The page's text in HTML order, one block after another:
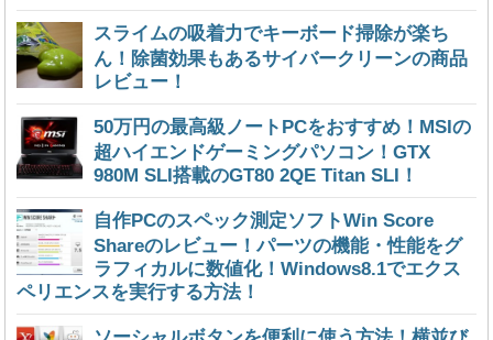
スライムの吸着力でキーボード掃除が楽ち
ん！除菌効果もあるサイバークリーンの商品
レビュー！
50万円の最高級ノートPCをおすすめ！MSIの
超ハイエンドゲーミングパソコン！GTX
980M SLI搭載のGT80 2QE Titan SLI！
自作PCのスペック測定ソフトWin Score
Shareのレビュー！パーツの機能・性能をグ
ラフィカルに数値化！Windows8.1でエクス
ペリエンスを実行する方法！